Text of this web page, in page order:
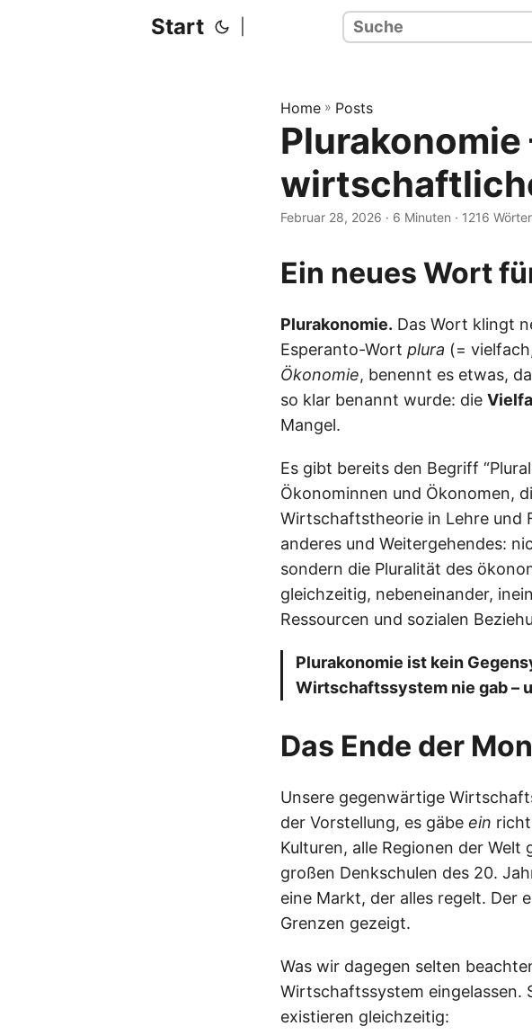
Start
Home » Posts
Februar 28, 2026 · 6 Minuten · 1216
Ein neues Wort
Plurakonomie. Das Wort klingt
Esperanto-Wort plura (=
Ökonomie, benennt es etwas,
so klar benannt wurde: die
Mangel.
Es gibt bereits den Begriff
Ökonominnen und Ökonomen,
Wirtschaftstheorie in Lehre und
anderes und Weitergehendes:
sondern die Pluralität des
gleichzeitig, nebeneinander,
Ressourcen und sozialen
Plurakonomie ist kein
Wirtschaftssystem nie gab –
Das Ende der
Unsere gegenwärtige
der Vorstellung, es gäbe ein
Kulturen, alle Regionen der
großen Denkschulen des 20.
eine Markt, der alles regelt. Der
Grenzen gezeigt.
Was wir dagegen selten
Wirtschaftssystem eingelassen.
existieren gleichzeitig: